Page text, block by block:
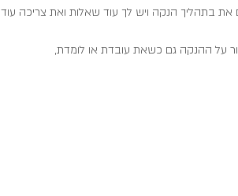
את בתהליך הנקה ויש לך עוד שאלות ואת צריכה עוד
על ההנקה גם כשאת עובדת או לומדת,